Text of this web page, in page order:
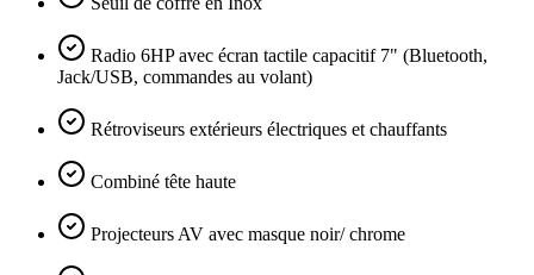
Radio 6HP avec écran tactile capacitif 7" (Bluetooth,
Jack/USB, commandes au volant)
Rétroviseurs extérieurs électriques et chauffants
Combiné tête haute
Projecteurs AV avec masque noir/ chrome